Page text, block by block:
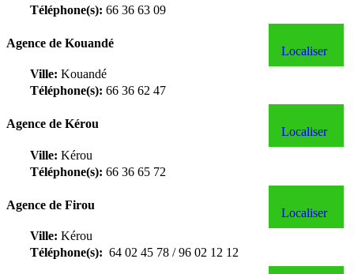
Téléphone(s): 66 36 63 09
Agence de Kouandé
Ville: Kouandé
Téléphone(s): 66 36 62 47
Localiser
Agence de Kérou
Ville: Kérou
Téléphone(s): 66 36 65 72
Localiser
Agence de Firou
Ville: Kérou
Téléphone(s): 64 02 45 78 / 96 02 12 12
Localiser